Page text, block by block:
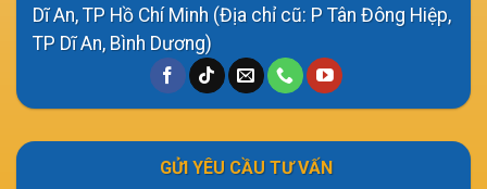
Dĩ An, TP Hồ Chí Minh (Địa chỉ cũ: P Tân Đông Hiệp,
TP Dĩ An, Bình Dương)
GỬI YÊU CẦU TƯ VẤN